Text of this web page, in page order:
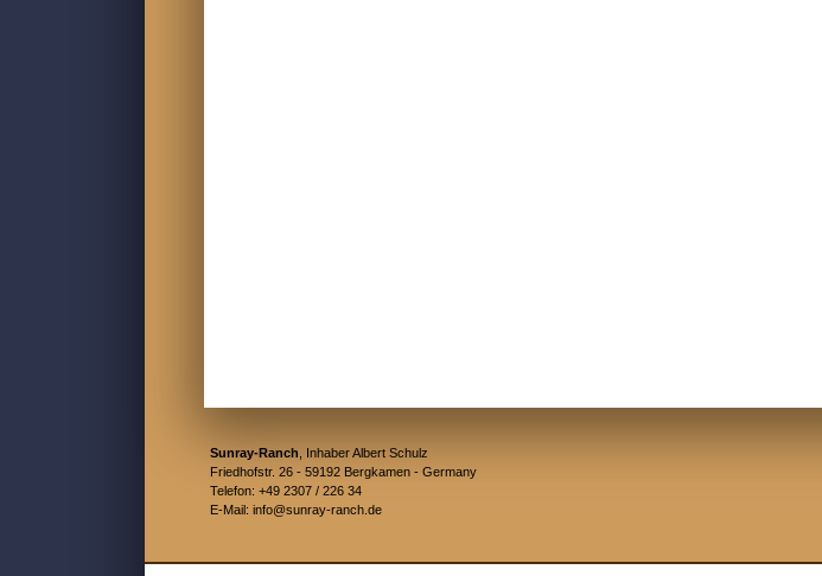
Sunray-Ranch , Inhaber Albert Schulz
Friedhofstr. 26 - 59192 Bergkamen - Germany
Telefon: +49 2307 / 226 34
E-Mail: info@sunray-ranch.de